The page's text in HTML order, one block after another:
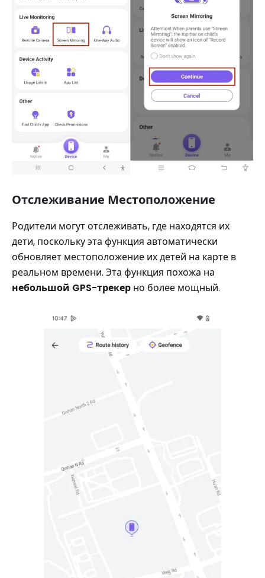
Отслеживание Местоположение
Родители могут отслеживать, где находятся их
дети, поскольку эта функция автоматически
обновляет местоположение их детей на карте в
реальном времени. Эта функция похожа на
небольшой GPS-трекер но более мощный.